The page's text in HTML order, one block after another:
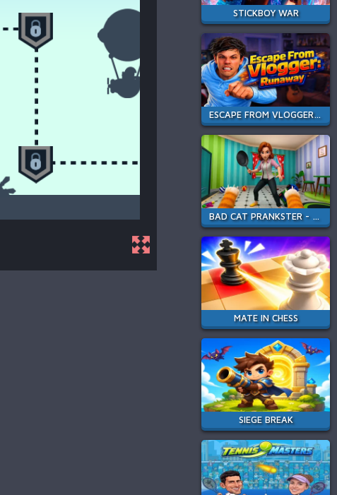
STICKBOY WAR
ESCAPE FROM VLOGGER: RUNAWAY
BAD CAT PRANKSTER - MOM IS RETURN
MATE IN CHESS
SIEGE BREAK